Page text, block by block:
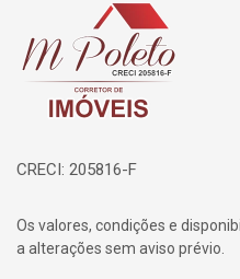
Página inicial
CRECI: 205816-F
Os valores, condições e
a alterações sem aviso prévio.